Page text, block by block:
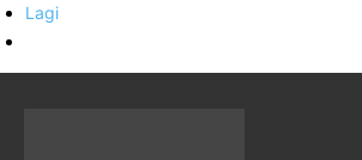
Lagi